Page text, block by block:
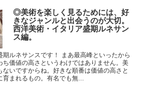
◎美術を楽しく見るためには、好
きなジャンルと出会うのが大切。
西洋美術・イタリア盛期ルネサン
ス編。
ルネサンスです！ まあ最高峰といったから
ち価値の高さというわけではありません。美
いですからね。好きな順番は価値の高さと
育まれるもの。有名でも無...